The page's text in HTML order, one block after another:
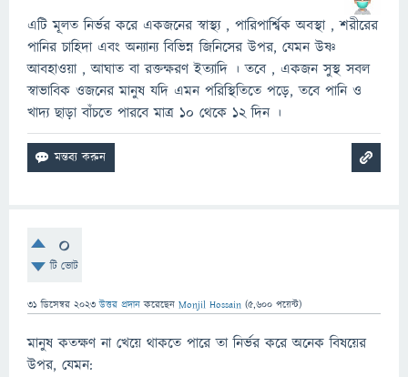
এটি মূলত নির্ভর করে একজনের স্বাস্থ্য , পারিপার্শ্বিক অবস্থা , শরীরের
পানির চাহিদা এবং অন্যান্য বিভিন্ন জিনিসের উপর, যেমন উষ্ণ
আবহাওয়া , আঘাত বা রক্তক্ষরণ ইত্যাদি । তবে , একজন সুস্থ সবল
স্বাভাবিক ওজনের মানুষ যদি এমন পরিস্থিতিতে পড়ে, তবে পানি ও
খাদ্য ছাড়া বাঁচতে পারবে মাত্র ১০ থেকে ১২ দিন ।
0
টি ভোট
31 ডিসেম্বর 2023 উত্তর প্রদান করেছেন Monjil Hossain (5,600 পয়েন্ট)
মানুষ কতক্ষণ না খেয়ে থাকতে পারে তা নির্ভর করে অনেক বিষয়ের
উপর, যেমন: